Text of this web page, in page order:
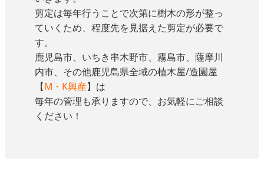
剪定は毎年行うことで次第に樹木の形が整っ
ていくため、程度先を見据えた剪定が必要で
す。
鹿児島市、いちき串木野市、霧島市、薩摩川
内市、その他鹿児島県全域の植木屋/造園屋
【M・K興産】は
毎年の管理も承りますので、お気軽にご相談
ください！